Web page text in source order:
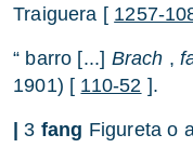
Traiguera [ 1257-
“ barro [...] Brach ,
1901) [ 110-52 ].
|3 fang Figureta o